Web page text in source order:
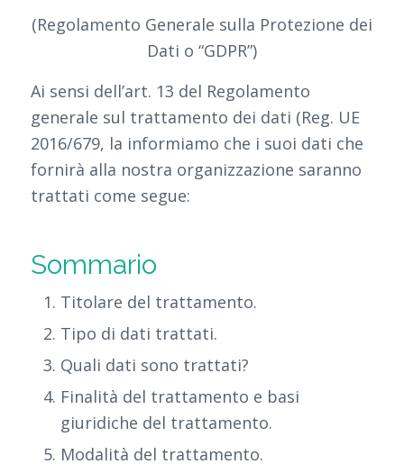
(Regolamento Generale sulla Protezione dei
Dati o “GDPR”)
Ai sensi dell’art. 13 del Regolamento
generale sul trattamento dei dati (Reg. UE
2016/679, la informiamo che i suoi dati che
fornirà alla nostra organizzazione saranno
trattati come segue:
Sommario
Titolare del trattamento.
Tipo di dati trattati.
Quali dati sono trattati?
Finalità del trattamento e basi
giuridiche del trattamento.
Modalità del trattamento.